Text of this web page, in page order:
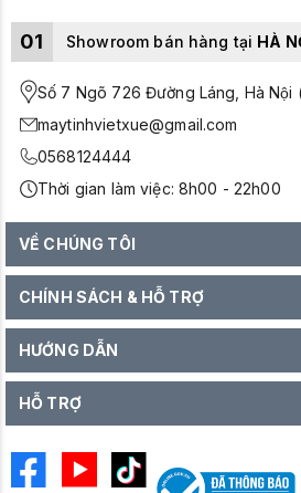
01 Showroom bán hàng tại HÀ
Số 7 Ngõ 726 Đường Láng, Hà Nội
maytinhvietxue@gmail.com
0568124444
Thời gian làm việc: 8h00 - 22h00
VỀ CHÚNG TÔI
CHÍNH SÁCH & HỖ TRỢ
HƯỚNG DẪN
HỖ TRỢ